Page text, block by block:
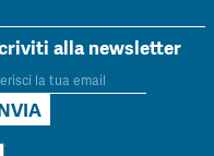
alla newsletter